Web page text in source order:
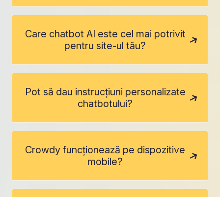
Care chatbot AI este cel mai potrivit
pentru site-ul tău?
Pot să dau instrucțiuni personalizate
chatbotului?
Crowdy funcționează pe dispozitive
mobile?